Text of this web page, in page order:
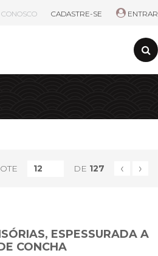
CADASTRE-SE ENTRAR
DE 127 ‹ ›
ESPESSURADA A
CONCHA